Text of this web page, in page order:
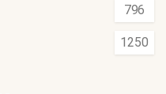
796
1250